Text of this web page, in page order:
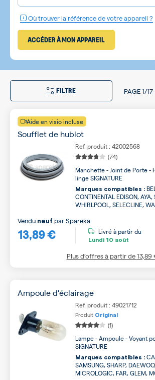
Où trouver la référence de votre appareil ?
ACCÉDER À MON APPAREIL
FILTRE PAGE1/17
Aide en visio incluse
Soufflet de hublot
Ref. produit : 42002568
(74)
Manchette - Joint de Porte -
linge SIGNATURE
Marques compatibles :
CONTINENTAL EDISON,
WHIRLPOOL, SELECLINE,
13,89 €
Vendu neuf parSpareka
Livré à partir du
Lundi 10 août
Plus d’offres à partir de13,89
Ampoule d'éclairage
Ref. produit : 49021712
Produit Original
(1)
Lampe - Ampoule - Voyant
SIGNATURE
Marques compatibles :
SAMSUNG, SHARP,
MICROLOGIC, FAR, GLEM,